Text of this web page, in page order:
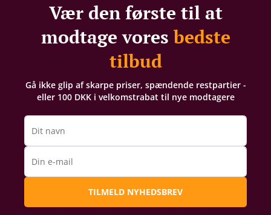
Vær den første til at
modtage voresbedste
tilbud
Gå ikke glip af skarpe priser, spændende restpartier -
eller 100 DKK i velkomstrabat til nye modtagere
Dit navn
Din e-mail
TILMELD NYHEDSBREV